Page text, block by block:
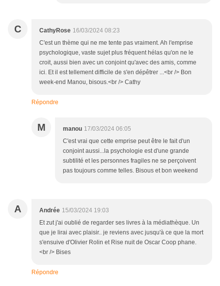
C CathyRose 16/03/2024 08:23
C'est un thème qui ne me tente pas vraiment. Ah l'emprise
psychologique, vaste sujet plus fréquent hélas qu'on ne le
croit, aussi bien avec un conjoint qu'avec des amis, comme
ici. Et il est tellement difficile de s'en dépêtrer ...<br /> Bon
week-end Manou, bisous.<br /> Cathy
Répondre
M manou 17/03/2024 06:05
C'est vrai que cette emprise peut être le fait d'un
conjoint aussi...la psychologie est d'une grande
subtilité et les personnes fragiles ne se perçoivent
pas toujours comme telles. Bisous et bon weekend
A Andrée 15/03/2024 19:03
Et zut j'ai oublié de regarder ses livres à la médiathèque. Un
que je lirai avec plaisir.. je reviens avec jusqu'à ce que la mort
s'ensuive d'Olivier Rolin et Rise nuit de Oscar Coop phane.
<br /> Bises
Répondre